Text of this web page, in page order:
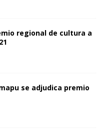
regional de cultura a
se adjudica premio